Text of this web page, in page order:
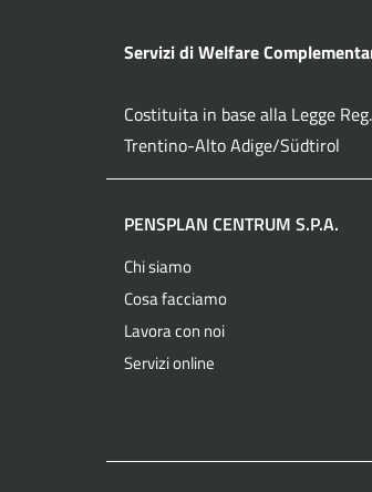
Servizi di Welfare
Costituita in base alla Legge
Trentino-Alto Adige/Südtirol
PENSPLAN CENTRUM S.P.A.
Chi siamo
Cosa facciamo
Lavora con noi
Servizi online